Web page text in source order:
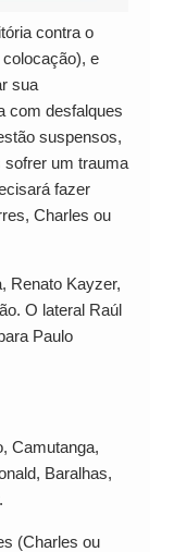
contra o
e
sua
com desfalques
suspensos,
sofrer um trauma
fazer
Charles ou
Renato Kayzer,
O lateral Raúl
Paulo
Camutanga,
Baralhas,
(Charles ou